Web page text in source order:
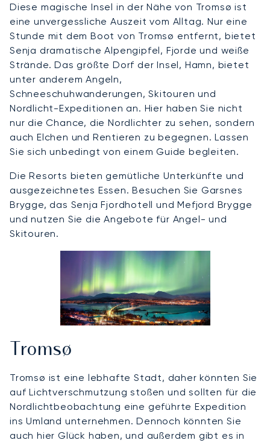
Diese magische Insel in der Nähe von Tromsø ist
eine unvergessliche Auszeit vom Alltag. Nur eine
Stunde mit dem Boot von Tromsø entfernt, bietet
Senja dramatische Alpengipfel, Fjorde und weiße
Strände. Das größte Dorf der Insel, Hamn, bietet
unter anderem Angeln,
Schneeschuhwanderungen, Skitouren und
Nordlicht-Expeditionen an. Hier haben Sie nicht
nur die Chance, die Nordlichter zu sehen, sondern
auch Elchen und Rentieren zu begegnen. Lassen
Sie sich unbedingt von einem Guide begleiten.
Die Resorts bieten gemütliche Unterkünfte und
ausgezeichnetes Essen. Besuchen Sie Garsnes
Brygge, das Senja Fjordhotell und Mefjord Brygge
und nutzen Sie die Angebote für Angel- und
Skitouren.
Tromsø
Tromsø ist eine lebhafte Stadt, daher könnten Sie
auf Lichtverschmutzung stoßen und sollten für die
Nordlichtbeobachtung eine geführte Expedition
ins Umland unternehmen. Dennoch könnten Sie
auch hier Glück haben, und außerdem gibt es in